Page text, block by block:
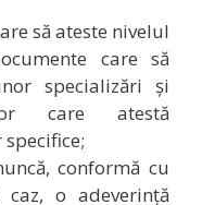
să ateste nivelul
care să
specializări și
care atestă
conformă cu
o adeverință